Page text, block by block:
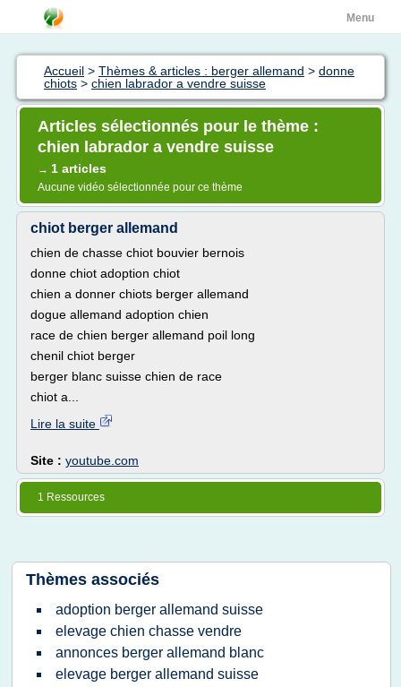
Menu
Accueil > Thèmes & articles : berger allemand > donne
chiots > chien labrador a vendre suisse
Articles sélectionnés pour le thème :
chien labrador a vendre suisse
→ 1 articles
Aucune vidéo sélectionnée pour ce thème
chiot berger allemand
chien de chasse chiot bouvier bernois
donne chiot adoption chiot
chien a donner chiots berger allemand
dogue allemand adoption chien
race de chien berger allemand poil long
chenil chiot berger
berger blanc suisse chien de race
chiot a...
Lire la suite
Site : youtube.com
1 Ressources
Thèmes associés
adoption berger allemand suisse
elevage chien chasse vendre
annonces berger allemand blanc
elevage berger allemand suisse